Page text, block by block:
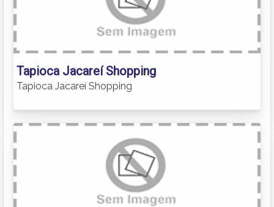
Tapioca Jacareí Shopping
Tapioca Jacareí Shopping